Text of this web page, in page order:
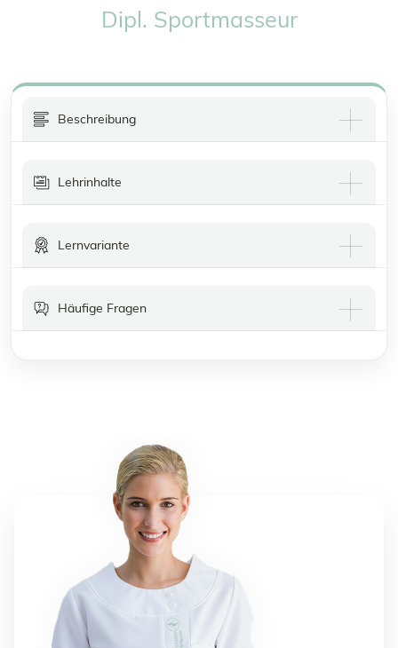
Dipl. Sportmasseur
Beschreibung
Lehrinhalte
Lernvariante
Häufige Fragen